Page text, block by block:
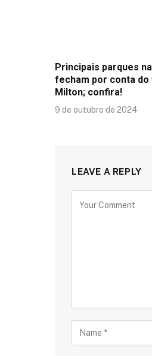
Principais parques
fecham por conta do
Milton; confira!
9 de outubro de 2024
LEAVE A REPLY